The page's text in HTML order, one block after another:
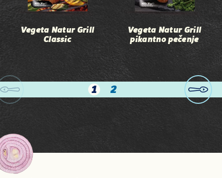
Vegeta Natur Grill
Classic
Vegeta Natur Grill
pikantno pečenje
1 2